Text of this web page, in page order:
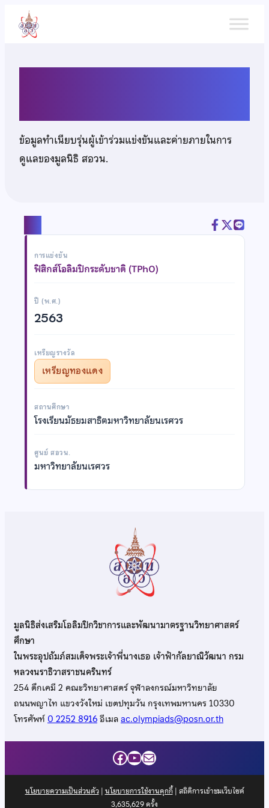
เนื้อหา
ข้อมูลทำเนียบรุ่นผู้เข้าร่วมแข่งขันและค่ายภายในการ
ดูแลของมูลนิธิ สอวน.
การแข่งขัน
ฟิสิกส์โอลิมปิกระดับชาติ (TPhO)
ปี (พ.ศ.)
2563
เหรียญรางวัล
เหรียญทองแดง
สถานศึกษา
โรงเรียนมัธยมสาธิตมหาวิทยาลัยนเรศวร
ศูนย์ สอวน.
มหาวิทยาลัยนเรศวร
มูลนิธิส่งเสริมโอลิมปิกวิชาการและพัฒนามาตรฐานวิทยาศาสตร์
ศึกษา
ในพระอุปถัมภ์สมเด็จพระเจ้าพี่นางเธอ เจ้าฟ้ากัลยาณิวัฒนา กรม
หลวงนราธิวาสราชนครินทร์
254 ตึกเคมี 2 คณะวิทยาศาสตร์ จุฬาลงกรณ์มหาวิทยาลัย
ถนนพญาไท แขวงวังใหม่ เขตปทุมวัน กรุงเทพมหานคร 10330
โทรศัพท์0 2252 8916อีเมลac.olympiads@posn.or.th
Facebook
YouTube
Mail
นโยบายความเป็นส่วนตัว| นโยบายการใช้งานคุกกี้| สถิติการเข้าชมเว็บไซต์
3,635,629ครั้ง